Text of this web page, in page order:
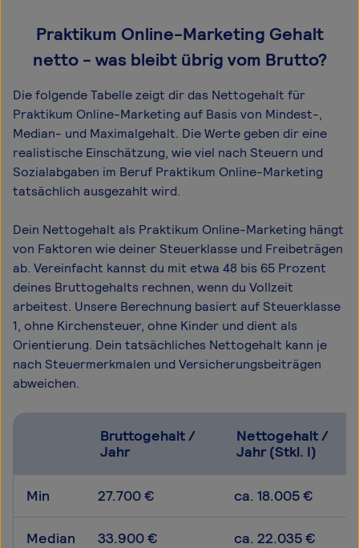
Praktikum Online-Marketing Gehalt
netto - was bleibt übrig vom Brutto?
Die folgende Tabelle zeigt dir das Netto­gehalt für
Praktikum Online-Marketing auf Basis von Mindest-,
Median- und Maximal­gehalt. Die Werte geben dir eine
realistische Einschätzung, wie viel nach Steuern und
Sozialabgaben im Beruf Praktikum Online-Marketing
tatsächlich ausgezahlt wird.
Dein Nettogehalt als Praktikum Online-Marketing hängt
von Faktoren wie deiner Steuerklasse und Freibeträgen
ab. Vereinfacht kannst du mit etwa 48 bis 65 Prozent
deines Bruttogehalts rechnen, wenn du Vollzeit
arbeitest. Unsere Berechnung basiert auf Steuerklasse
1, ohne Kirchensteuer, ohne Kinder und dient als
Orientierung. Dein tatsächliches Nettogehalt kann je
nach Steuermerkmalen und Versicherungsbeiträgen
abweichen.
Bruttogehalt /
Jahr
Nettogehalt /
Jahr (Stkl. I)
Min 27.700 € ca. 18.005 €
Median 33.900 € ca. 22.035 €